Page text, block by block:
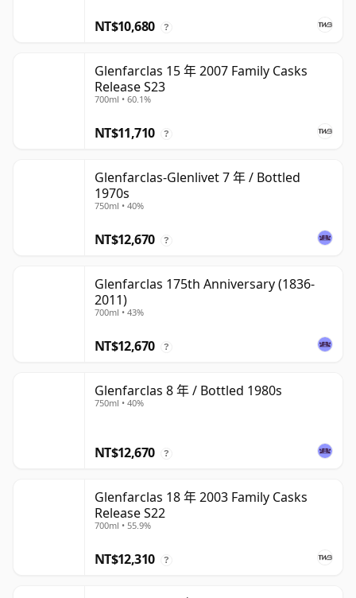
NT$10,680 ?
Glenfarclas 15 年 2007 Family Casks
Release S23
700ml • 60.1%
NT$11,710 ?
Glenfarclas-Glenlivet 7 年 / Bottled
1970s
750ml • 40%
NT$12,670 ?
Glenfarclas 175th Anniversary (1836-
2011)
700ml • 43%
NT$12,670 ?
Glenfarclas 8 年 / Bottled 1980s
750ml • 40%
NT$12,670 ?
Glenfarclas 18 年 2003 Family Casks
Release S22
700ml • 55.9%
NT$12,310 ?